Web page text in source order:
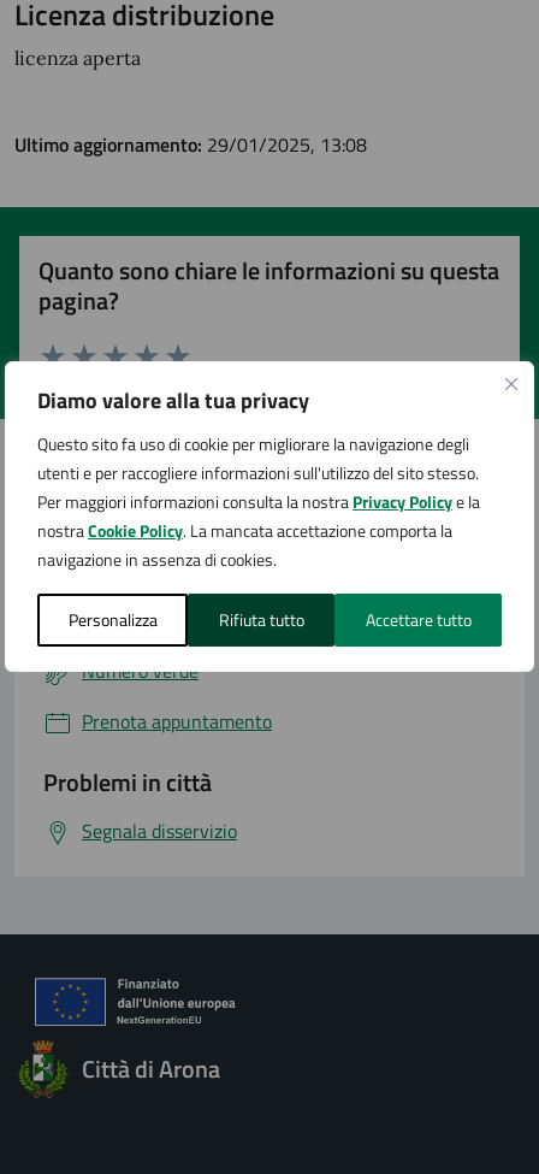
Diamo valore alla tua privacy
Questo sito fa uso di cookie per migliorare la navigazione degli
utenti e per raccogliere informazioni sull'utilizzo del sito stesso.
Per maggiori informazioni consulta la nostraPrivacy Policye la
nostraCookie Policy. La mancata accettazione comporta la
navigazione in assenza di cookies.
Personalizza Rifiuta tutto Accettare tutto
Licenza distribuzione
licenza aperta
Ultimo aggiornamento: 29/01/2025, 13:08
Quanto sono chiare le informazioni su questa
pagina?
Contatta il comune
Leggi le domande frequenti
Richiedi assistenza
Numero verde
Prenota appuntamento
Problemi in città
Segnala disservizio
Città di Arona